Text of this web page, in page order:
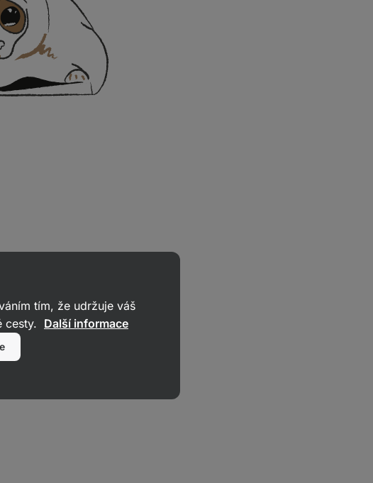
tím, že udržuje váš
cesty. Další informace